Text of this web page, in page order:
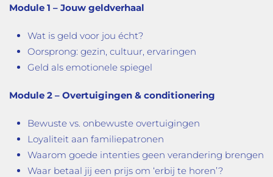
Module 1 – Jouw geldverhaal
Wat is geld voor jou écht?
Oorsprong: gezin, cultuur, ervaringen
Geld als emotionele spiegel
Module 2 – Overtuigingen & conditionering
Bewuste vs. onbewuste overtuigingen
Loyaliteit aan familiepatronen
Waarom goede intenties geen verandering brengen
Waar betaal jij een prijs om ‘erbij te horen’?